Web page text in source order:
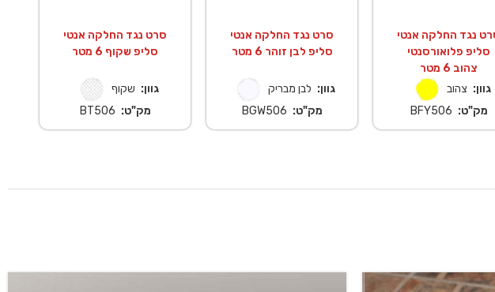
נגד החלקה אנטי
סליפ פלואורסנטי
צהוב 6 מטר
גוון: צהוב
מק"ט: BFY506
סרט נגד החלקה אנטי
סליפ לבן זוהר 6 מטר
גוון: לבן מבריק
מק"ט: BGW506
סרט נגד החלקה אנטי
סליפ שקוף 6 מטר
גוון: שקוף
מק"ט: BT506